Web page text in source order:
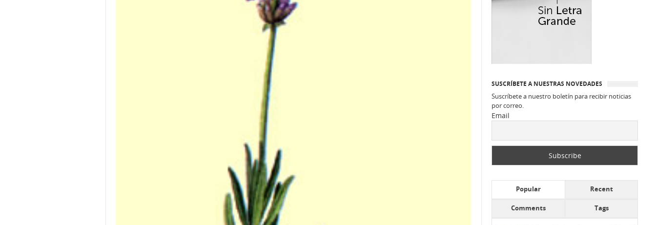
SUSCRÍBETE A NUESTRAS NOVEDADES
Suscríbete a nuestro boletín para recibir noticias
por correo.
Email
Popular Recent
Comments Tags